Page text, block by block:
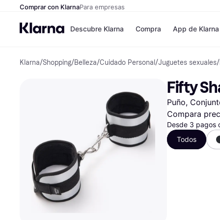
Comprar con KlarnaPara empresas
Descubre Klarna
Formas de
Paga ahora
Paga en 3 plazos
Paga en 30 días
Financiación
Klarna en Apple
Compra
Tiendas
Shein
Zalando Prive
Zara
JD Sports
Directorio de
App de Klarna
Klarna/Shopping/Belleza/Cuidado Personal /Juguetes sexuales/
Fifty
Puño,
Compara
Desde 3 pagos
Todos